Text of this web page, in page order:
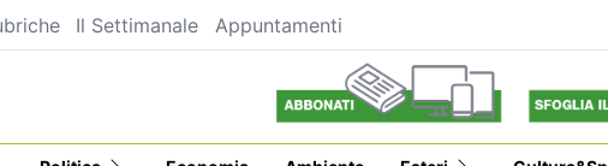
Il Settimanale Appuntamenti